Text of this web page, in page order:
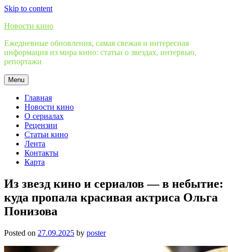
Skip to content
Новости кино
Ежедневные обновления, самая свежая и интересная
информация из мира кино: статьи о звездах, интервью,
репортажи
Menu
Главная
Новости кино
О сериалах
Рецензии
Статьи кино
Лента
Контакты
Карта
Из звезд кино и сериалов — в небытие:
куда пропала красивая актриса Ольга
Понизова
Posted on 27.09.2025 by poster